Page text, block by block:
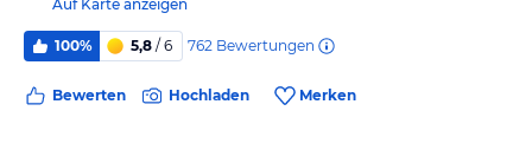
Auf Karte anzeigen
100% 5,8 / 6 762 Bewertungen
Bewerten Hochladen Merken